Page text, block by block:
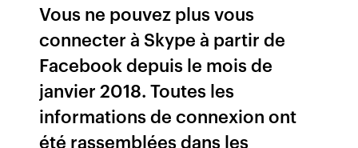
Vous ne pouvez plus vous
connecter à Skype à partir de
Facebook depuis le mois de
janvier 2018. Toutes les
informations de connexion ont
été rassemblées dans les